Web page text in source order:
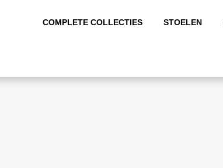
COMPLETE COLLECTIES STOELEN